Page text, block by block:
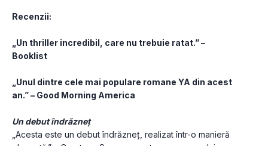
Recenzii:
„Un thriller incredibil, care nu trebuie ratat.” –
Booklist
„Unul dintre cele mai populare romane YA din acest
an.” – Good Morning America
Un debut îndrăzneț
„Acesta este un debut îndrăzneț, realizat într-o manieră